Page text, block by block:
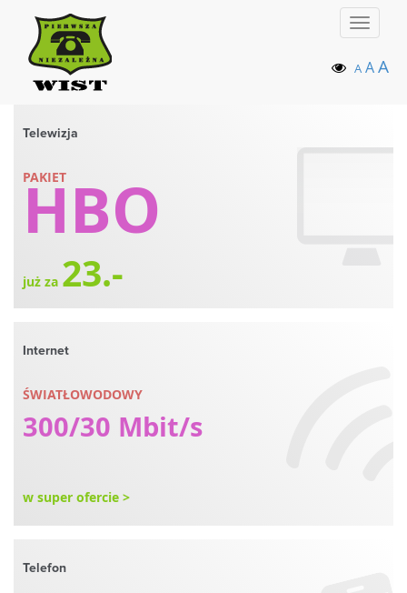
Toggle
A AA
Telewizja
PAKIET
HBO
już za 23.-
Internet
ŚWIATŁOWODOWY
300/30 Mbit/s
w super ofercie >
Telefon